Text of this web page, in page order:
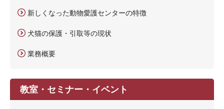
新しくなった動物愛護センターの特徴
犬猫の保護・引取等の現状
業務概要
教室・セミナー・イベント